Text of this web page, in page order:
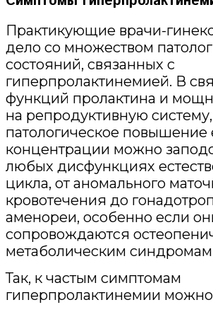
Практикующие врачи-
дело со множеством
состояний, связанных с
гиперпролактинемией. В
функций пролактина и
на репродуктивную систему,
патологическое повышение
концентрации можно
любых дисфункциях
цикла, от аномального
кровотечения до
аменореи, особенно если
сопровождаются
метаболическим
Так, к частым симптомам
гиперпролактинемии можно